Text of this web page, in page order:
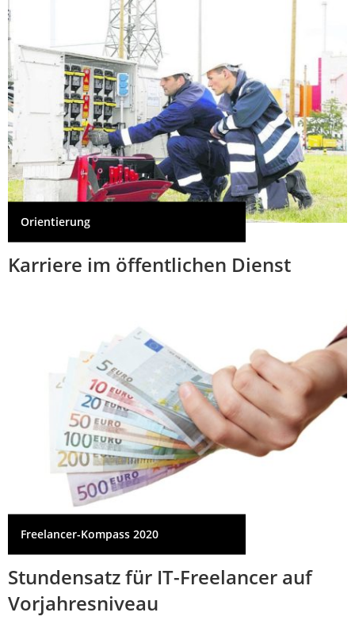
Orientierung
Karriere im öffentlichen Dienst
Freelancer-Kompass 2020
Stundensatz für IT-Freelancer auf
Vorjahresniveau